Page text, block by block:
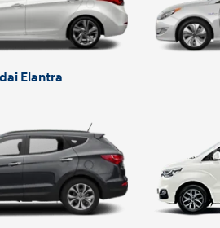
Elantra